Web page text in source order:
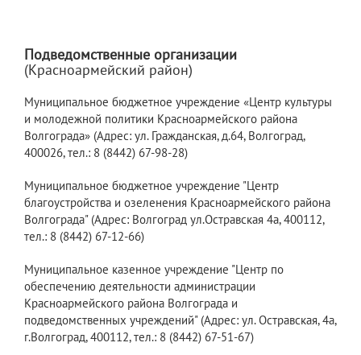
Подведомственные организации
(Красноармейский район)
Муниципальное бюджетное учреждение «Центр культуры
и молодежной политики Красноармейского района
Волгограда» (Адрес: ул. Гражданская, д.64, Волгоград,
400026, тел.: 8 (8442) 67-98-28)
Муниципальное бюджетное учреждение "Центр
благоустройства и озеленения Красноармейского района
Волгограда" (Адрес: Волгоград ул.Остравская 4а, 400112,
тел.: 8 (8442) 67-12-66)
Муниципальное казенное учреждение "Центр по
обеспечению деятельности администрации
Красноармейского района Волгограда и
подведомственных учреждений" (Адрес: ул. Остравская, 4а,
г.Волгоград, 400112, тел.: 8 (8442) 67-51-67)